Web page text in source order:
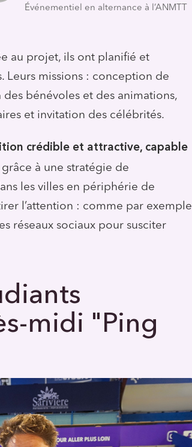
Événementiel en alternance à l’ANMTT
au projet, ils ont planifié et
Leurs missions : conception de
bénévoles et des animations,
et invitation des célébrités.
crédible et attractive, capable
grâce à une stratégie de
les villes en périphérie de
l’attention : comme par exemple
réseaux sociaux pour susciter
midi "Ping